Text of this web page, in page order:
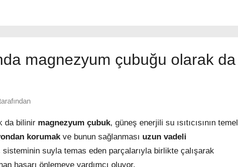
magnezyum çubuğu olarak da
da bilinir magnezyum çubuk, güneş enerjili su ısıtıcısının temel
korumakve bunun sağlanması uzun vadeli
suyla temas eden parçalarıyla birlikte çalışarak
hasarı önlemeye yardımcı oluyor.